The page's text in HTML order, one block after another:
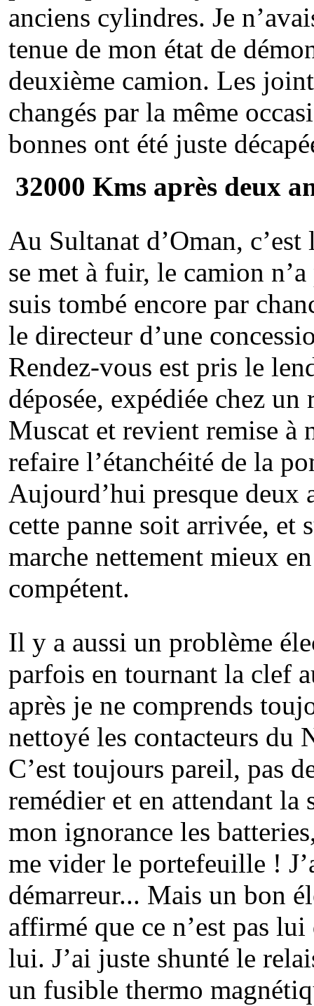
anciens cylindres. Je
tenue de mon état de
deuxième camion. Les
changés par la même
bonnes ont été juste
32000 Kms après deux
Au Sultanat d’Oman,
se met à fuir, le camion
suis tombé encore par
le directeur d’une
Rendez-vous est pris le
déposée, expédiée chez
Muscat et revient remise
refaire l’étanchéité de la
Aujourd’hui presque deux
cette panne soit arrivée, et
marche nettement mieux
compétent.
Il y a aussi un problème
parfois en tournant la clef
après je ne comprends
nettoyé les contacteurs du
C’est toujours pareil, pas
remédier et en attendant la
mon ignorance les
me vider le portefeuille !
démarreur... Mais un bon
affirmé que ce n’est pas
lui. J’ai juste shunté le
un fusible thermo